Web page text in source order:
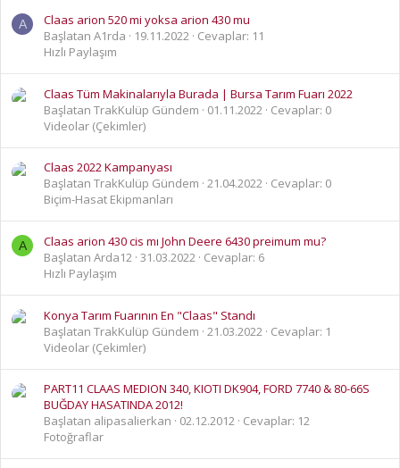
A
Claas arion 520 mi yoksa arion 430 mu
Başlatan A1rda
19.11.2022 Cevaplar: 11
Hızlı Paylaşım
Claas Tüm Makinalarıyla Burada | Bursa Tarım Fuarı 2022
Başlatan TrakKulüp Gündem
01.11.2022
Cevaplar: 0
Videolar (Çekimler)
Claas 2022 Kampanyası
Başlatan TrakKulüp Gündem 21.04.2022 Cevaplar: 0
Biçim-Hasat Ekipmanları
A
Claas arion 430 cis mı John Deere 6430 preimum mu?
Başlatan Arda12 31.03.2022 Cevaplar: 6
Hızlı Paylaşım
Konya Tarım Fuarının En "Claas" Standı
Başlatan TrakKulüp Gündem
21.03.2022
Cevaplar: 1
Videolar (Çekimler)
PART11 CLAAS MEDION 340, KIOTI DK904, FORD 7740 & 80-66S
BUĞDAY HASATINDA 2012!
Başlatan alipasalierkan
02.12.2012 Cevaplar: 12
Fotoğraflar